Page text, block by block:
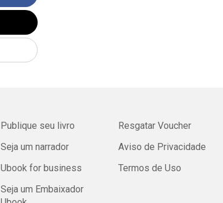
Publique seu livro
Seja um narrador
Ubook for business
Seja um Embaixador
Resgatar Voucher
Aviso de Privacidade
Termos de Uso